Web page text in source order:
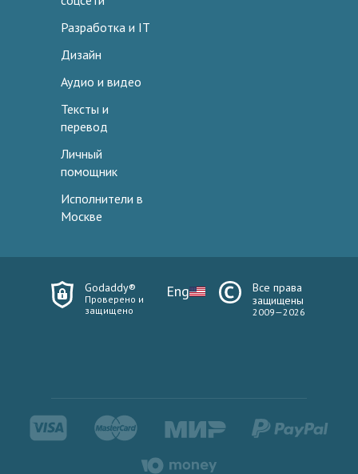
Разработка и IT
Дизайн
Аудио и видео
Тексты и
перевод
Личный
помощник
Исполнители в
Москве
Godaddy®
Проверено и
защищено
Eng
Все права
защищены
2009—2026